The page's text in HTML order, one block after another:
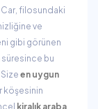
filosundaki
ve
gibi görünen
süresince bu
en uygun
köşesinin
kiralık araba